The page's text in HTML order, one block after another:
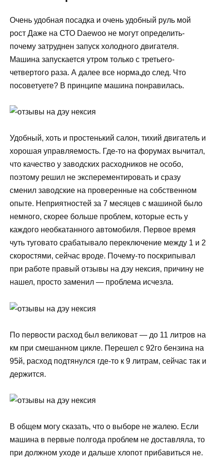
Очень удобная посадка и очень удобный руль мой
рост Даже на СТО Daewoo не могут определить-
почему затруднен запуск холодного двигателя.
Машина запускается утром только с третьего-
четвертого раза. А далее все норма,до след. Что
посоветуете? В принципе машина понравилась.
Удобный, хоть и простенький салон, тихий двигатель и
хорошая управляемость. Где-то на форумах вычитал,
что качество у заводских расходников не особо,
поэтому решил не эксперементировать и сразу
сменил заводские на проверенные на собственном
опыте. Неприятностей за 7 месяцев с машиной было
немного, скорее больше проблем, которые есть у
каждого необкатанного автомобиля. Первое время
чуть туговато срабатывало переключение между 1 и 2
скоростями, сейчас вроде. Почему-то поскрипывал
при работе правый отзывы на дэу нексия, причину не
нашел, просто заменил — проблема исчезла.
По первости расход был великоват — до 11 литров на
км при смешанном цикле. Перешел с 92го бензина на
95й, расход подтянулся где-то к 9 литрам, сейчас так и
держится.
В общем могу сказать, что о выборе не жалею. Если
машина в первые полгода проблем не доставляла, то
при должном уходе и дальше хлопот прибавиться не.